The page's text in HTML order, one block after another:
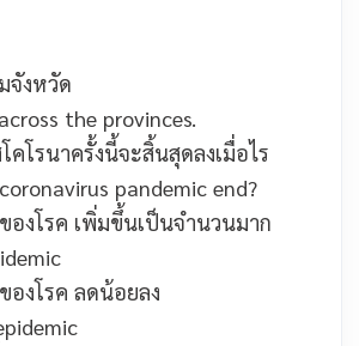
จังหวัด
the provinces.
คโรนาครั้งนี้จะสิ้นสุดลงเมื่อไร
pandemic end?
องโรค เพิ่มขึ้นเป็นจำนวนมาก
องโรค ลดน้อยลง